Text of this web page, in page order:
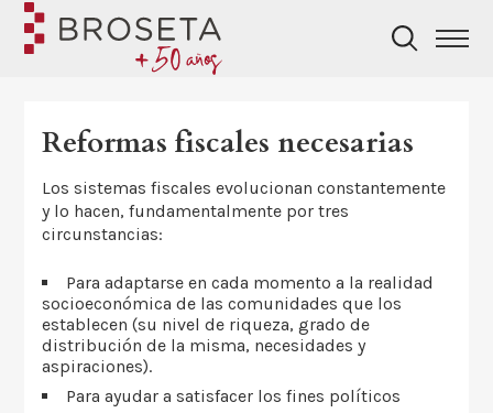
Reformas fiscales necesarias
Los sistemas fiscales evolucionan constantemente
y lo hacen, fundamentalmente por tres
circunstancias:
Para adaptarse en cada momento a la realidad
socioeconómica de las comunidades que los
establecen (su nivel de riqueza, grado de
distribución de la misma, necesidades y
aspiraciones).
Para ayudar a satisfacer los fines políticos